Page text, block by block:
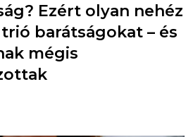
Ezért olyan nehéz
barátságokat – és
mégis